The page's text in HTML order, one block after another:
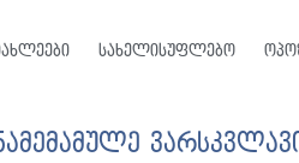
სახელისუფლებო